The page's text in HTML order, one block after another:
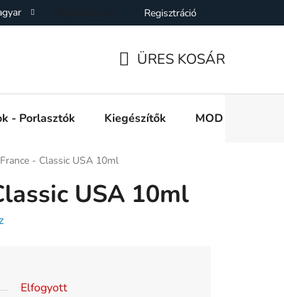
Adatkezelési Tájékoztató Elállás a Vásárlástol
Regisztráció
ÜRES KOSÁR
- Porlasztók Kiegészítők MOD e cigi
- Classic USA 10ml
USA 10ml
Elfogyott